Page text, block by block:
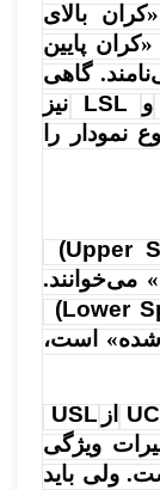
بالای
پایین
گاهی
و LSL
نیز
نمودار را
(Upper
می‌خوانند.
(Lower
شده» است،
از USL
ویژگی
ولی باید